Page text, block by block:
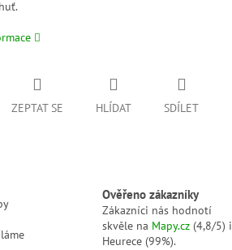
ZEPTAT SE HLÍDAT SDÍLET
Ověřeno zákazníky
Zákazníci nás hodnotí
skvěle na Mapy.cz (4,8/5) i
Heurece (99%).